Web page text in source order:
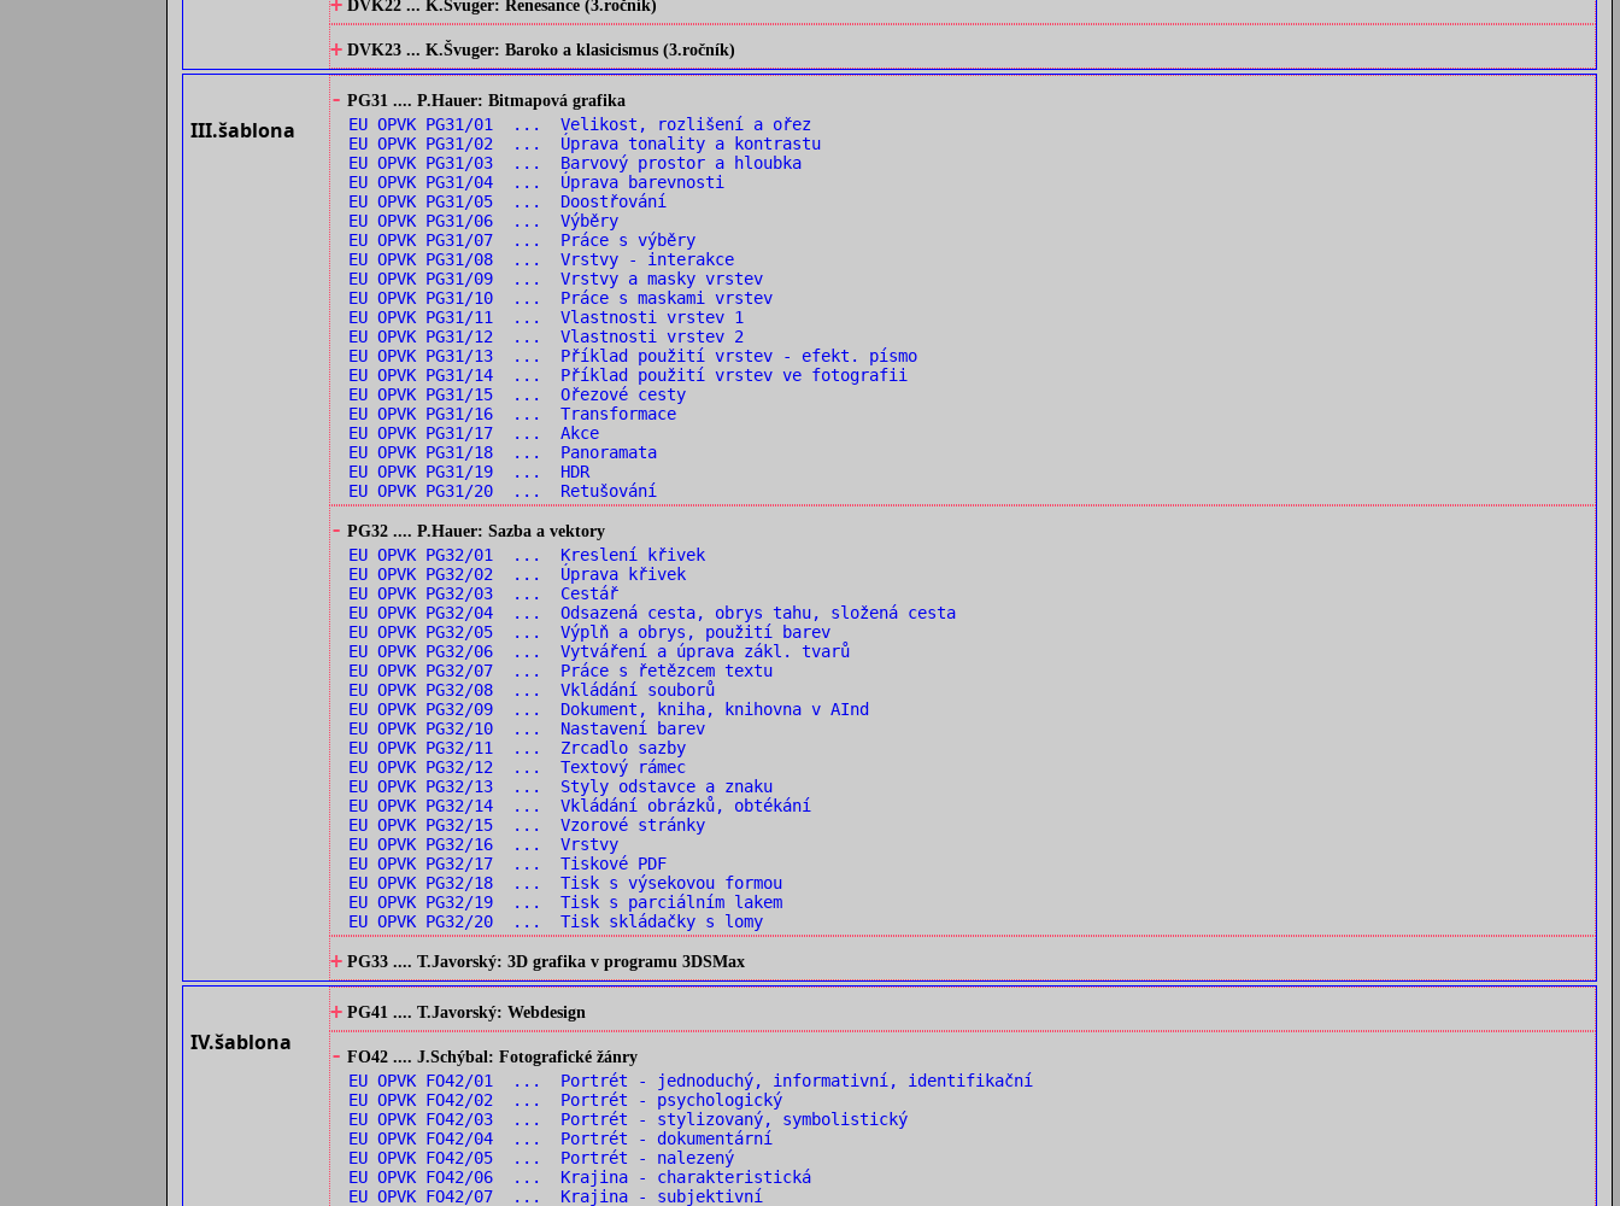
DVK22 ... K.Švuger: Renesance (3.ročník)
+ DVK23 ... K.Švuger: Baroko a klasicismus (3.ročník)
III.šablona
- PG31 .... P.Hauer: Bitmapová grafika
EU OPVK PG31/01 ... Velikost, rozlišení a ořez
EU OPVK PG31/02 ... Úprava tonality a kontrastu
EU OPVK PG31/03 ... Barvový prostor a hloubka
EU OPVK PG31/04 ... Úprava barevnosti
EU OPVK PG31/05 ... Doostřování
EU OPVK PG31/06 ... Výběry
EU OPVK PG31/07 ... Práce s výběry
EU OPVK PG31/08 ... Vrstvy - interakce
EU OPVK PG31/09 ... Vrstvy a masky vrstev
EU OPVK PG31/10 ... Práce s maskami vrstev
EU OPVK PG31/11 ... Vlastnosti vrstev 1
EU OPVK PG31/12 ... Vlastnosti vrstev 2
EU OPVK PG31/13 ... Příklad použití vrstev - efekt. písmo
EU OPVK PG31/14 ... Příklad použití vrstev ve fotografii
EU OPVK PG31/15 ... Ořezové cesty
EU OPVK PG31/16 ... Transformace
EU OPVK PG31/17 ... Akce
EU OPVK PG31/18 ... Panoramata
EU OPVK PG31/19 ... HDR
EU OPVK PG31/20 ... Retušování
- PG32 .... P.Hauer: Sazba a vektory
EU OPVK PG32/01 ... Kreslení křivek
EU OPVK PG32/02 ... Úprava křivek
EU OPVK PG32/03 ... Cestář
EU OPVK PG32/04 ... Odsazená cesta, obrys tahu, složená cesta
EU OPVK PG32/05 ... Výplň a obrys, použití barev
EU OPVK PG32/06 ... Vytváření a úprava zákl. tvarů
EU OPVK PG32/07 ... Práce s řetězcem textu
EU OPVK PG32/08 ... Vkládání souborů
EU OPVK PG32/09 ... Dokument, kniha, knihovna v AInd
EU OPVK PG32/10 ... Nastavení barev
EU OPVK PG32/11 ... Zrcadlo sazby
EU OPVK PG32/12 ... Textový rámec
EU OPVK PG32/13 ... Styly odstavce a znaku
EU OPVK PG32/14 ... Vkládání obrázků, obtékání
EU OPVK PG32/15 ... Vzorové stránky
EU OPVK PG32/16 ... Vrstvy
EU OPVK PG32/17 ... Tiskové PDF
EU OPVK PG32/18 ... Tisk s výsekovou formou
EU OPVK PG32/19 ... Tisk s parciálním lakem
EU OPVK PG32/20 ... Tisk skládačky s lomy
+ PG33 .... T.Javorský: 3D grafika v programu 3DSMax
IV.šablona
+ PG41 .... T.Javorský: Webdesign
- FO42 .... J.Schýbal: Fotografické žánry
EU OPVK FO42/01 ... Portrét - jednoduchý, informativní, identifikační
EU OPVK FO42/02 ... Portrét - psychologický
EU OPVK FO42/03 ... Portrét - stylizovaný, symbolistický
EU OPVK FO42/04 ... Portrét - dokumentární
EU OPVK FO42/05 ... Portrét - nalezený
EU OPVK FO42/06 ... Krajina - charakteristická
EU OPVK FO42/07 ... Krajina - subjektivní